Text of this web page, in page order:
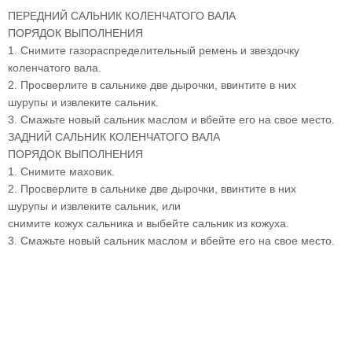
ПЕРЕДНИЙ САЛЬНИК КОЛЕНЧАТОГО ВАЛА
ПОРЯДОК ВЫПОЛНЕНИЯ
1. Снимите газораспределительный ремень и звездочку
коленчатого вала.
2. Просверлите в сальнике две дырочки, ввинтите в них
шурупы и извлеките сальник.
3. Смажьте новый сальник маслом и вбейте его на свое место.
ЗАДНИЙ САЛЬНИК КОЛЕНЧАТОГО ВАЛА
ПОРЯДОК ВЫПОЛНЕНИЯ
1. Снимите маховик.
2. Просверлите в сальнике две дырочки, ввинтите в них
шурупы и извлеките сальник, или
снимите кожух сальника и выбейте сальник из кожуха.
3. Смажьте новый сальник маслом и вбейте его на свое место.